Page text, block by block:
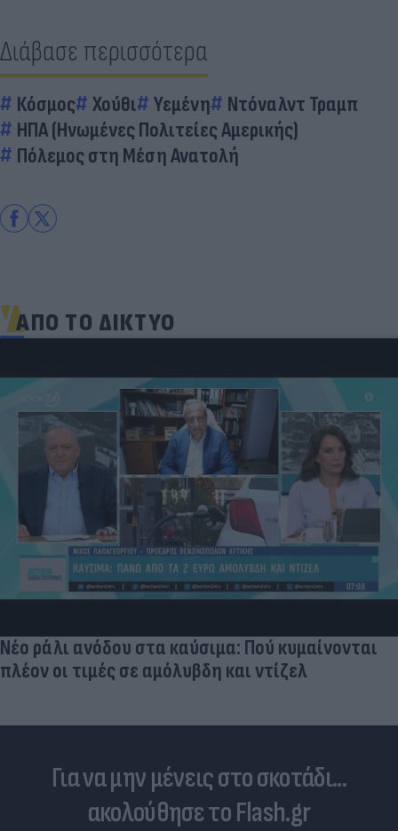
Διάβασε περισσότερα
Κόσμος Χούθι Υεμένη
Ντόναλντ Τραμπ
ΗΠΑ (Ηνωμένες Πολιτείες Αμερικής)
Πόλεμος στη Μέση Ανατολή
ΑΠΟ ΤΟ ΔΙΚΤΥΟ
Νέο ράλι ανόδου στα καύσιμα: Πού κυμαίνονται
πλέον οι τιμές σε αμόλυβδη και ντίζελ
Για να μην μένεις στο σκοτάδι...
ακολούθησε το Flash.gr